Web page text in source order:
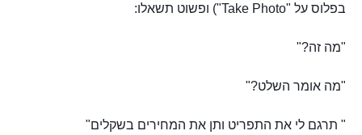
בפלוס על "Take Photo") ופשוט תשאלו:
"מה זה?"
"מה אומר השלט?"
" תרגם לי את התפריט ותן את המחירים בשקלים"